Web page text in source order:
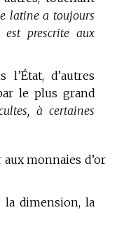
latine a toujours
est prescrite aux
l’État, d’autres
le plus grand
à certaines
monnaies d’or
la dimension, la